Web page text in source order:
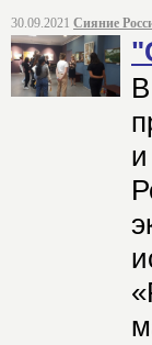
30.09.2021 Сияние